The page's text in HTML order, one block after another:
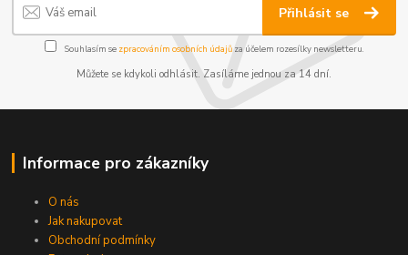
Přihlásit se
Souhlasím se zpracováním osobních údajůza účelem rozesílky newsletteru.
Můžete se kdykoli odhlásit. Zasíláme jednou za 14 dní.
Informace pro zákazníky
O nás
Jak nakupovat
Obchodní podmínky